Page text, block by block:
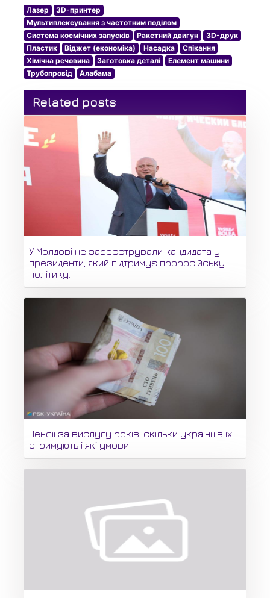
Лазер
3D-принтер
Мультиплексування з частотним поділом
Система космічних запусків
Ракетний двигун
3D-друк
Пластик
Віджет (економіка) Насадка
Спікання
Хімічна речовина
Заготовка деталі
Елемент машини
Трубопровід
Алабама
Related posts
У Молдові не зареєстрували кандидата у
президенти, який підтримує проросійську
політику.
Пенсії за вислугу років: скільки українців їх
отримують і які умови